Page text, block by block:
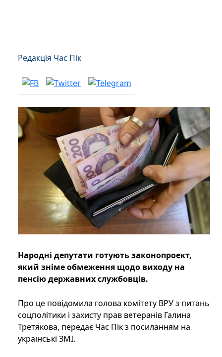
Редакція Час Пік
Народні депутати готують законопроект,
який зніме обмеження щодо виходу на
пенсію державних службовців.
Про це повідомила голова комітету ВРУ з питань
соцполітики і захисту прав ветеранів Галина
Третякова, передає Час Пік з посиланням на
українські ЗМІ.